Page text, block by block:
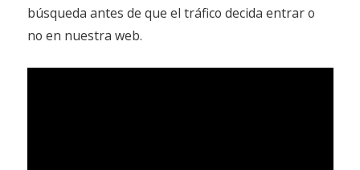
búsqueda antes de que el tráfico decida entrar o
no en nuestra web.